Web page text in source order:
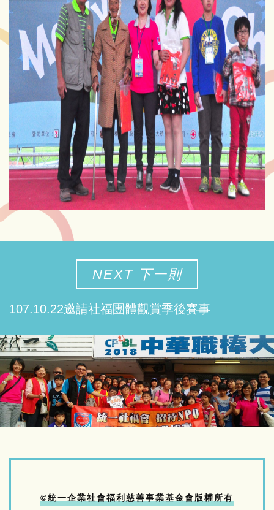
NEXT 下一則
107.10.22邀請社福團體觀賞季後賽事
©統一企業社會福利慈善事業基金會版權所有